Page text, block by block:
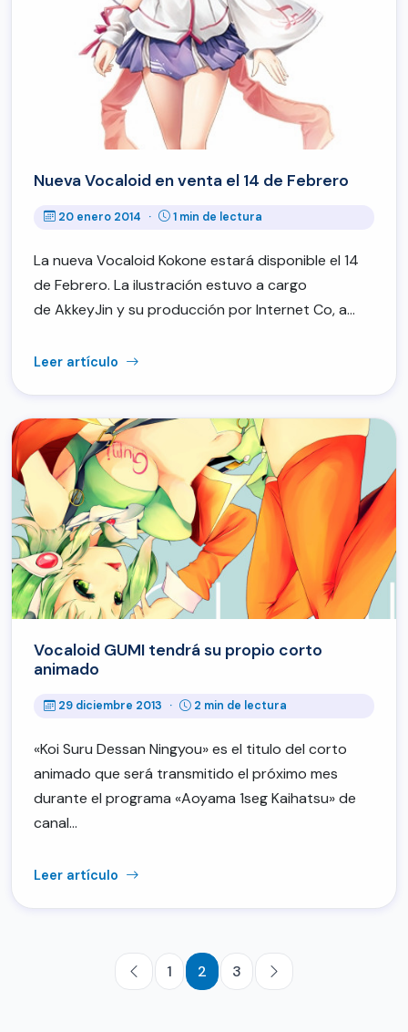
Nueva Vocaloid en venta el 14 de Febrero
20 enero 2014 · 1 min de lectura
La nueva Vocaloid Kokone estará disponible el 14
de Febrero. La ilustración estuvo a cargo
de AkkeyJin y su producción por Internet Co, a…
Leer artículo
Vocaloid GUMI tendrá su propio corto
animado
29 diciembre 2013 · 2 min de lectura
«Koi Suru Dessan Ningyou» es el titulo del corto
animado que será transmitido el próximo mes
durante el programa «Aoyama 1seg Kaihatsu» de
canal…
Leer artículo
1 2 3